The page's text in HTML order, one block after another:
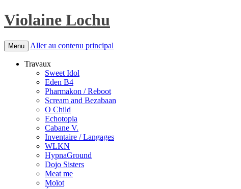
Violaine Lochu
Menu Aller au contenu principal
Travaux
Sweet Idol
Eden B4
Pharmakon / Reboot
Scream and Bezabaan
O Child
Echotopia
Cabane V.
Inventaire / Langages
WLKN
HypnaGround
Dojo Sisters
Meat me
Moïot